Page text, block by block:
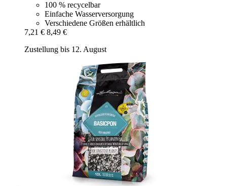
100 % recycelbar
Einfache Wasserversorgung
Verschiedene Größen erhältlich
7,21 € 8,49 €
Zustellung bis 12. August